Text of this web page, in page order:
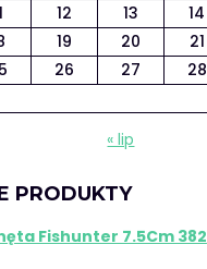
12 13 14
19 20 21
26 27 28
« lip
PRODUKTY
Fishunter 7.5Cm 382